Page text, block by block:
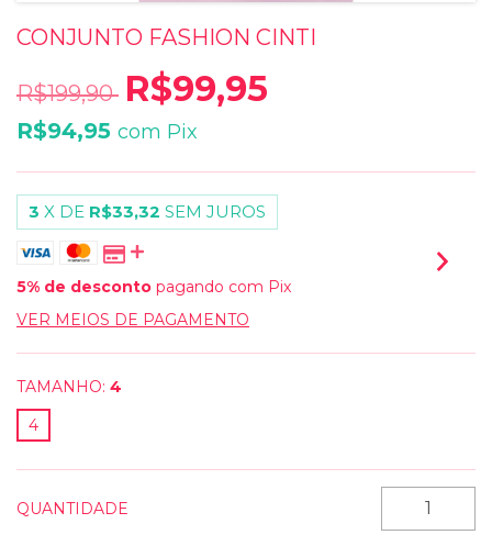
CONJUNTO FASHION CINTI
R$199,90 R$99,95
R$94,95 com Pix
3 X DE R$33,32 SEM JUROS
5% de desconto pagando com Pix
VER MEIOS DE PAGAMENTO
TAMANHO: 4
4
QUANTIDADE